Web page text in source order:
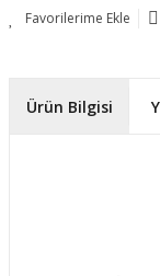
Ürün Bilgisi